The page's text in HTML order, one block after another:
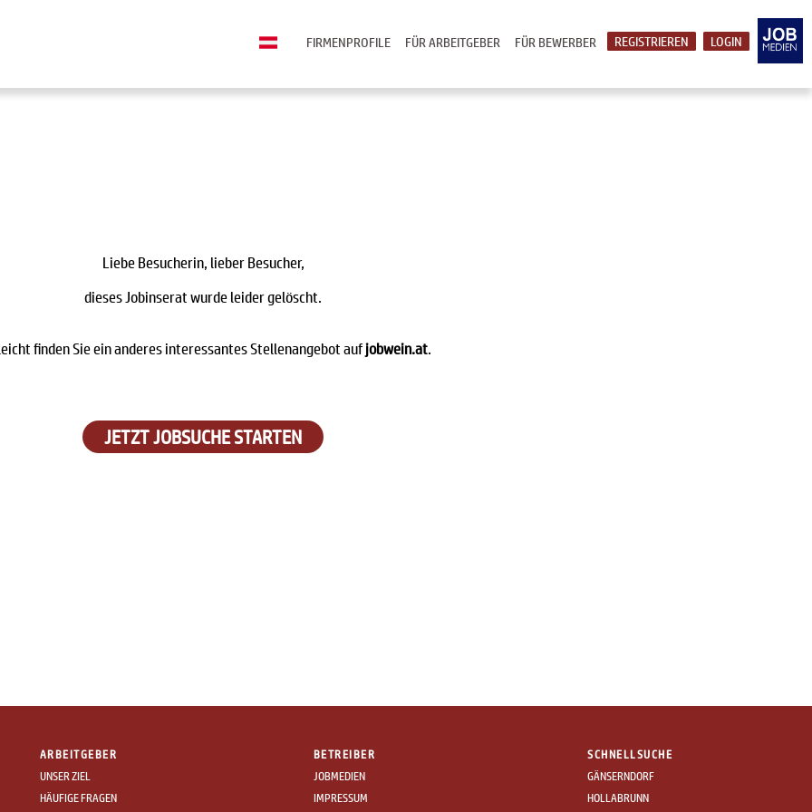
LOGIN
REGISTRIEREN
FÜR BEWERBER
FÜR ARBEITGEBER
FIRMENPROFILE
Liebe Besucherin, lieber Besucher,
dieses Jobinserat wurde leider gelöscht.
finden Sie ein anderes interessantes Stellenangebot aufjobwein.at
JETZT JOBSUCHE STARTEN
ARBEITGEBER
UNSER ZIEL
HÄUFIGE FRAGEN
BETREIBER
JOBMEDIEN
IMPRESSUM
SCHNELLSUCHE
GÄNSERNDORF
HOLLABRUNN